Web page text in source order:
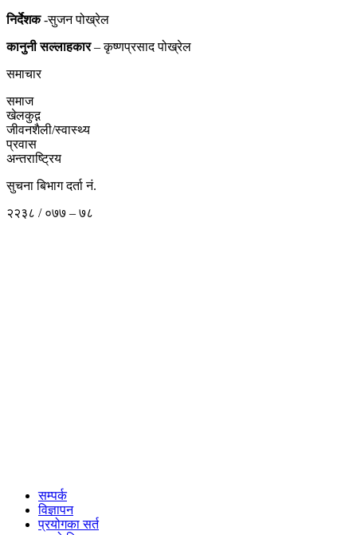
निर्देशक-सुजन पोख्रेल
कानुनी सल्लाहकार– कृष्णप्रसाद पोख्रेल
समाचार
समाज
खेलकुद़़
जीवनशैली/स्वास्थ्य
प्रवास
अन्तराष्ट्रिय
सुचना बिभाग दर्ता नं.
२२३८ / ०७७ – ७८
सम्पर्क
विज्ञापन
प्रयोगका सर्त